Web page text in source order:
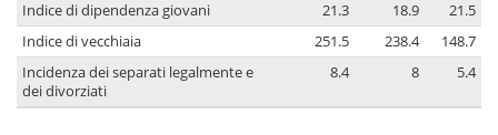
Indice di dipendenza giovani
21.3 18.9
21.5
Indice di vecchiaia
251.5 238.4
148.7
Incidenza dei separati legalmente e
dei divorziati
8.4 8 5.4